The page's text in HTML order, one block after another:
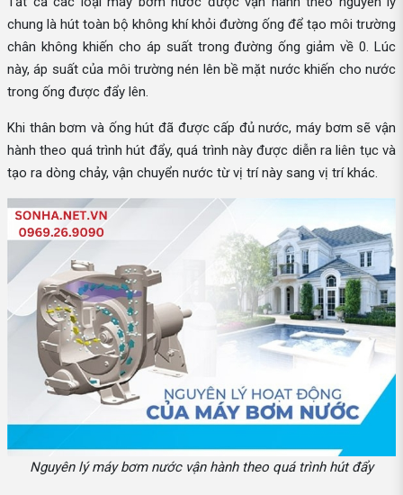
chung là hút toàn bộ không khí khỏi đường ống để tạo môi trường
chân không khiến cho áp suất trong đường ống giảm về 0. Lúc
này, áp suất của môi trường nén lên bề mặt nước khiến cho nước
trong ống được đẩy lên.
Khi thân bơm và ống hút đã được cấp đủ nước, máy bơm sẽ vận
hành theo quá trình hút đẩy, quá trình này được diễn ra liên tục và
tạo ra dòng chảy, vận chuyển nước từ vị trí này sang vị trí khác.
Nguyên lý máy bơm nước vận hành theo quá trình hút đẩy